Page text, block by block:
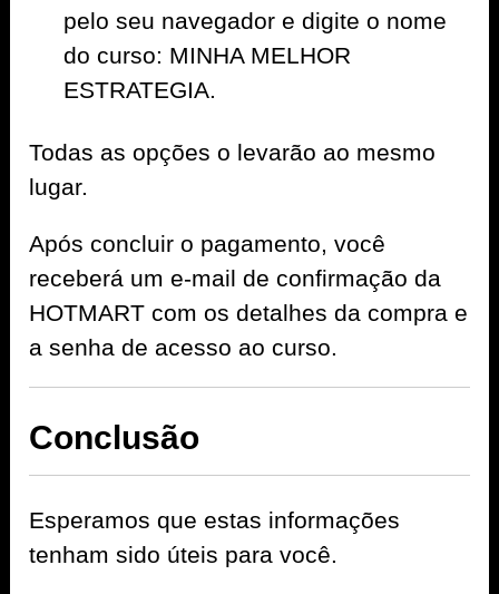
pelo seu navegador e digite o nome
do curso: MINHA MELHOR
ESTRATEGIA.
Todas as opções o levarão ao mesmo
lugar.
Após concluir o pagamento, você
receberá um e-mail de confirmação da
HOTMART com os detalhes da compra e
a senha de acesso ao curso.
Conclusão
Esperamos que estas informações
tenham sido úteis para você.